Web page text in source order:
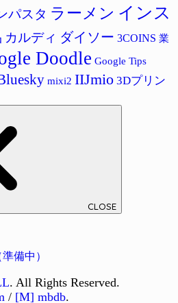
パスタ ラーメン インス
カルディ ダイソー 3COINS 業
Doodle Google Tips
mixi2 IIJmio 3Dプリン
CLOSE
備中）
. All Rights Reserved.
/ [M] mbdb.